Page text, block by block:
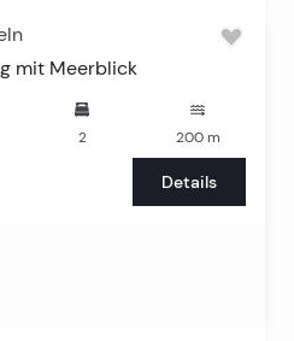
mit Meerblick
2 200m
Details